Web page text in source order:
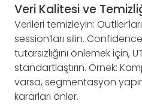
Veri Kalitesi ve
Verileri temizleyin:
session’ları silin.
tutarsızlığını önlemek için,
standartlaştırın. Örnek:
varsa, segmentasyon
kararları önler.